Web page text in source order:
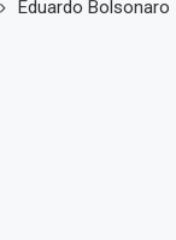
Eduardo Bolsonaro